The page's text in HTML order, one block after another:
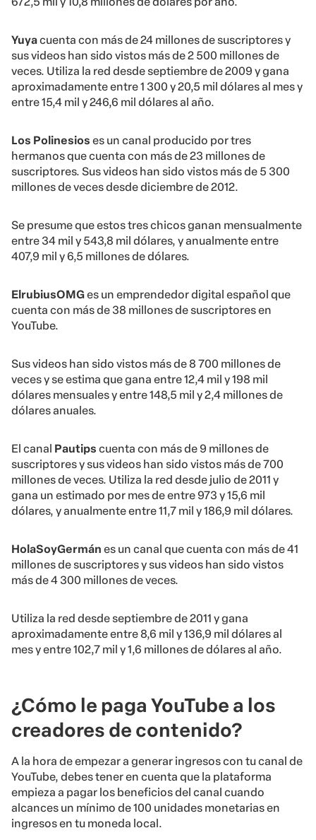
Yuyacuenta con más de 24 millones de suscriptores y
sus videos han sido vistos más de 2 500 millones de
veces. Utiliza la red desde septiembre de 2009 y gana
aproximadamente entre 1 300 y 20,5 mil dólares al mes y
entre 15,4 mil y 246,6 mil dólares al año.
Los Polinesios es un canal producido por tres
hermanos que cuenta con más de 23 millones de
suscriptores. Sus videos han sido vistos más de 5 300
millones de veces desde diciembre de 2012.
Se presume que estos tres chicos ganan mensualmente
entre 34 mil y 543,8 mil dólares, y anualmente entre
407,9 mil y 6,5 millones de dólares.
ElrubiusOMGes un emprendedor digital español que
cuenta con más de 38 millones de suscriptores en
YouTube.
Sus videos han sido vistos más de 8 700 millones de
veces y se estima que gana entre 12,4 mil y 198 mil
dólares mensuales y entre 148,5 mil y 2,4 millones de
dólares anuales.
El canal Pautips cuenta con más de 9 millones de
suscriptores y sus videos han sido vistos más de 700
millones de veces. Utiliza la red desde julio de 2011 y
gana un estimado por mes de entre 973 y 15,6 mil
dólares, y anualmente entre 11,7 mil y 186,9 mil dólares.
HolaSoyGermán es un canal que cuenta con más de 41
millones de suscriptores y sus videos han sido vistos
más de 4 300 millones de veces.
Utiliza la red desde septiembre de 2011 y gana
aproximadamente entre 8,6 mil y 136,9 mil dólares al
mes y entre 102,7 mil y 1,6 millones de dólares al año.
¿Cómo le paga YouTube a los
creadores de contenido?
A la hora de empezar a generar ingresos con tu canal de
YouTube, debes tener en cuenta que la plataforma
empieza a pagar los beneficios del canal cuando
alcances un mínimo de 100 unidades monetarias en
ingresos en tu moneda local.